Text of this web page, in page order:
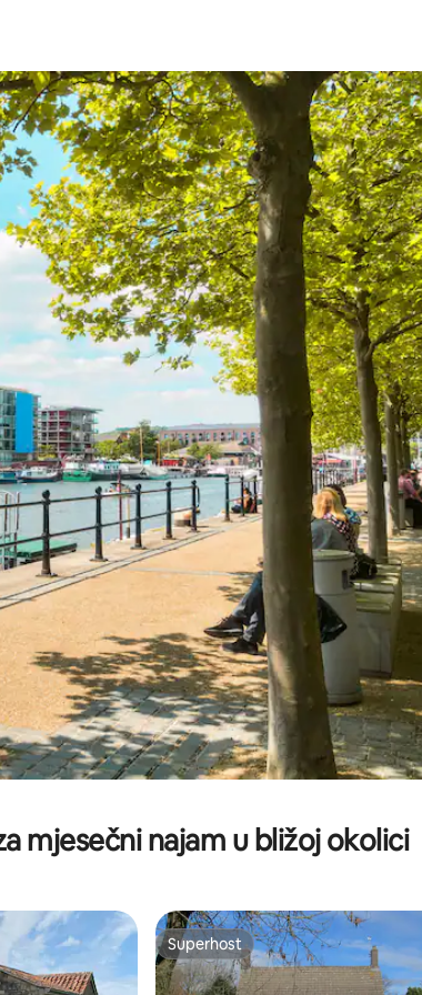
prema gore i prema dolje, kao i dodirom ili
mjesečni najam u bližoj okolici
s oznakom „Odabrali gosti”
Superhost
Superhost